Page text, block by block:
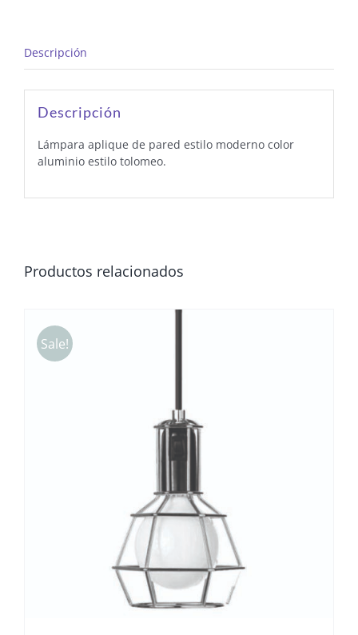
Descripción
Descripción
Lámpara aplique de pared estilo moderno color
aluminio estilo tolomeo.
Productos relacionados
Sale!